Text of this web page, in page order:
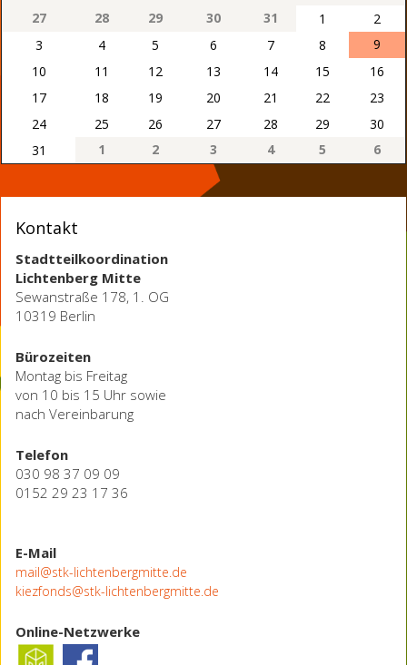
27
28 29 30 31 1
2
3
4 5 6 7 8
9
10
11 12 13 14 15
16
17
18 19 20 21 22
23
24
25 26 27 28 29
30
31
1 2 3 4 5 6
Kontakt
Stadtteilkoordination
Lichtenberg Mitte
Sewanstraße 178, 1. OG
10319 Berlin
Bürozeiten
Montag bis Freitag
von 10 bis 15 Uhr sowie
nach Vereinbarung
Telefon
030 98 37 09 09
0152 29 23 17 36
E-Mail
mail@stk-lichtenbergmitte.de
kiezfonds@stk-lichtenbergmitte.de
Online-Netzwerke